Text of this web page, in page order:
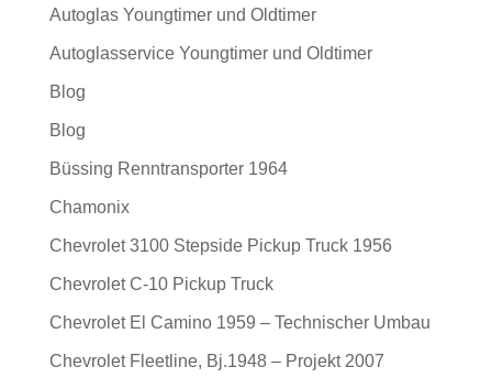
Autoglas Youngtimer und Oldtimer
Autoglasservice Youngtimer und Oldtimer
Blog
Blog
Büssing Renntransporter 1964
Chamonix
Chevrolet 3100 Stepside Pickup Truck 1956
Chevrolet C-10 Pickup Truck
Chevrolet El Camino 1959 – Technischer Umbau
Chevrolet Fleetline, Bj.1948 – Projekt 2007